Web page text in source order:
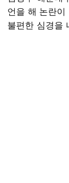
언을 해 논란
불편한 심경을